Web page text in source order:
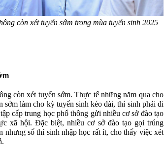
còn xét tuyển sớm trong mùa tuyển sinh 2025
còn xét tuyển sớm. Thực tế những năm qua cho
sớm làm cho kỳ tuyển sinh kéo dài, thí sinh phải đi
cấp trung học phổ thông gửi nhiều cơ sở đào tạo
xã hội. Đặc biệt, nhiều cơ sở đào tạo gọi trúng
nhưng số thí sinh nhập học rất ít, cho thấy việc xét